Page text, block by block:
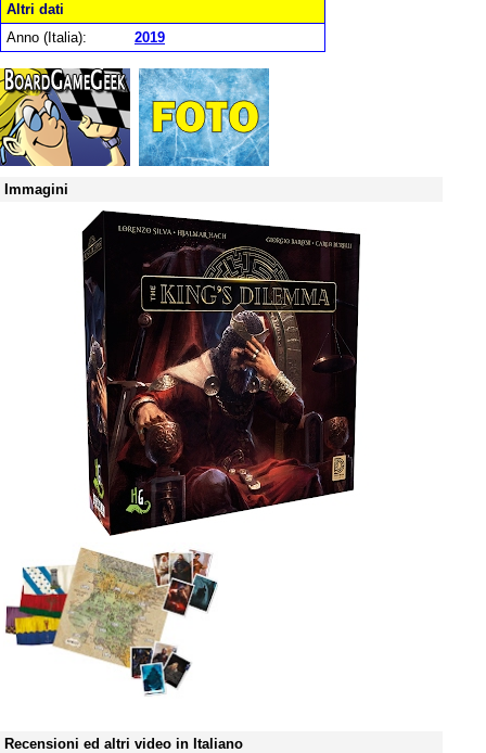
Altri dati
Anno (Italia):
2019
Immagini
Recensioni ed altri video in Italiano